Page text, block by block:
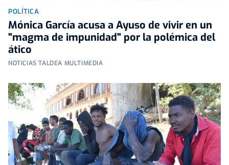
POLÍTICA
Mónica García acusa a Ayuso de vivir en un
"magma de impunidad" por la polémica del
ático
NOTICIAS TALDEA MULTIMEDIA